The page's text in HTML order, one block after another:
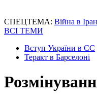
СПЕЦТЕМА: Війна в
ВСІ ТЕМИ
Вступ України в ЄС
Теракт в Барселоні